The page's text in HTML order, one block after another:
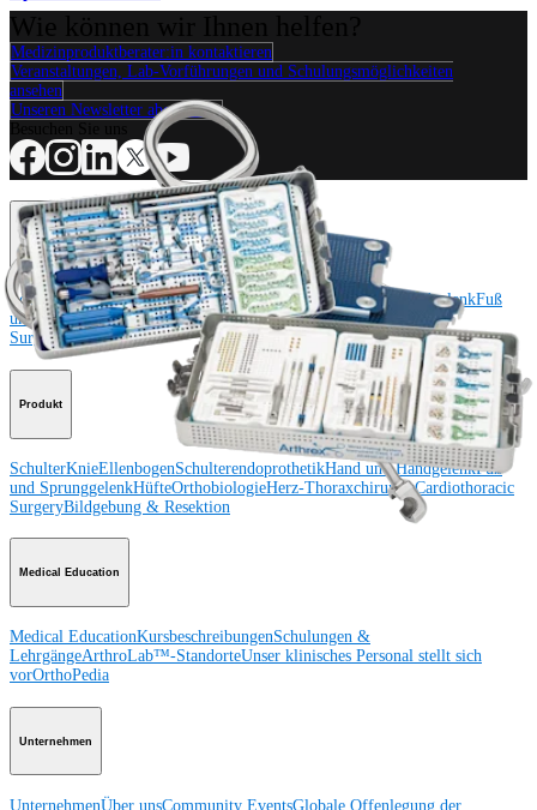
Medizinproduktberater:in kontaktieren
Veranstaltungen, Lab-Vorführungen und Schulungsmöglichkeiten
ansehen
Unseren Newsletter abonnieren
Operationsverfahren
SchulterKnieEllenbogenSchulterendoprothetikHand und HandgelenkFuß
und SprunggelenkTraumaHüfteOrthobiologieCardiothoracic
SurgeryWirbelsäule
Produkt
SchulterKnieEllenbogenSchulterendoprothetikHand und HandgelenkFuß
und SprunggelenkHüfteOrthobiologieHerz-ThoraxchirurgieCardiothoracic
SurgeryBildgebung & Resektion
Medical Education
Medical EducationKursbeschreibungenSchulungen &
LehrgängeArthroLab™-StandorteUnser klinisches Personal stellt sich
vorOrthoPedia
Unternehmen
UnternehmenÜber unsCommunity EventsGlobale Offenlegung der